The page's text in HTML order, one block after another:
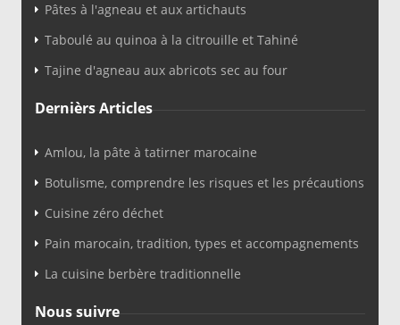
Pâtes à l'agneau et aux artichauts
Taboulé au quinoa à la citrouille et Tahiné
Tajine d'agneau aux abricots sec au four
Dernièrs Articles
Amlou, la pâte à tatirner marocaine
Botulisme, comprendre les risques et les précautions
Cuisine zéro déchet
Pain marocain, tradition, types et accompagnements
La cuisine berbère traditionnelle
Nous suivre